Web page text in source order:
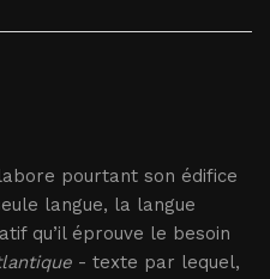
pourtant son édifice
langue, la langue
qu’il éprouve le besoin
- texte par lequel,